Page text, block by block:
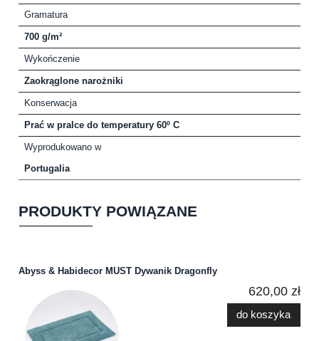
Gramatura
700 g/m²
Wykończenie
Zaokrąglone narożniki
Konserwacja
Prać w pralce do temperatury 60º C
Wyprodukowano w
Portugalia
PRODUKTY POWIĄZANE
Abyss & Habidecor MUST Dywanik Dragonfly
620,00 zł
do koszyka